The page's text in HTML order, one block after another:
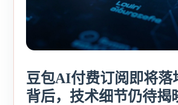
豆包AI付费订阅即将落
背后，技术细节仍待揭